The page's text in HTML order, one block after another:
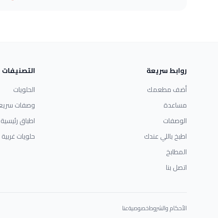
روابط سريعة
أضف مطعمك
مساعدة
الوصفات
اطبخ باللي عندك
المطابخ
اتصل بنا
التصنيفات
الحلويات
وصفات
اطباق رئيسية
حلويات غربية
الأحكام والشروطخصوصيةعنا